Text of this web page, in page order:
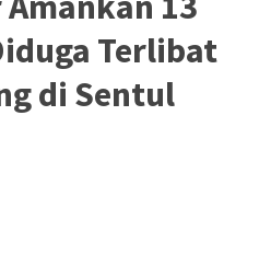
Terlibat
di Sentul